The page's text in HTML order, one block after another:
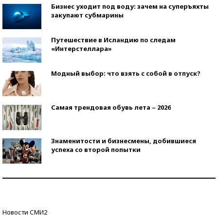
Бизнес уходит под воду: зачем на суперъяхты
закупают субмарины
Путешествие в Исландию по следам
«Интерстеллара»
Модный выбор: что взять с собой в отпуск?
Самая трендовая обувь лета – 2026
Знаменитости и бизнесмены, добившиеся
успеха со второй попытки
Новости СМИ2